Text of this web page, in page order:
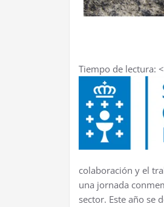
Tiempo de lectura:
colaboración y el
una jornada
sector. Este año se